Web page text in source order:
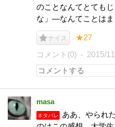
のことなんてとても
な」―なんてことはま
ナイス ★27
コメント(0) 2015/
masa
ネタバレ
ああ、やられ